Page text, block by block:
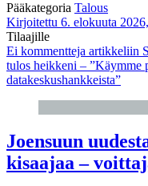
Pääkategoria Talous
Kirjoitettu 6. elokuuta
Tilaajille
Ei kommentteja artikkeliin
tulos heikkeni – ”Käymme
datakeskushankkeista”
Joensuun
kisaajaa –